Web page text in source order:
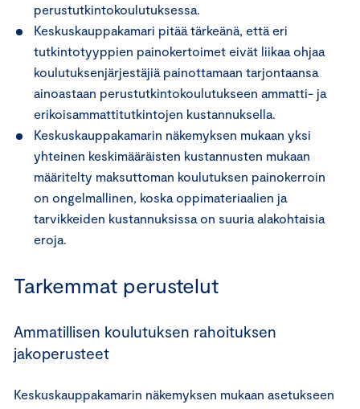
perustutkintokoulutuksessa.
Keskuskauppakamari pitää tärkeänä, että eri
tutkintotyyppien painokertoimet eivät liikaa ohjaa
koulutuksenjärjestäjiä painottamaan tarjontaansa
ainoastaan perustutkintokoulutukseen ammatti- ja
erikoisammattitutkintojen kustannuksella.
Keskuskauppakamarin näkemyksen mukaan yksi
yhteinen keskimääräisten kustannusten mukaan
määritelty maksuttoman koulutuksen painokerroin
on ongelmallinen, koska oppimateriaalien ja
tarvikkeiden kustannuksissa on suuria alakohtaisia
eroja.
Tarkemmat perustelut
Ammatillisen koulutuksen rahoituksen
jakoperusteet
Keskuskauppakamarin näkemyksen mukaan asetukseen